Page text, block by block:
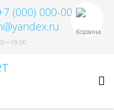
(000) 000-00-00
Корзина